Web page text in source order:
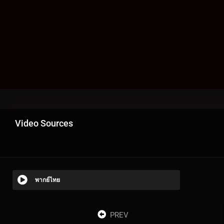
Video Sources
พากย์ไทย
PREV